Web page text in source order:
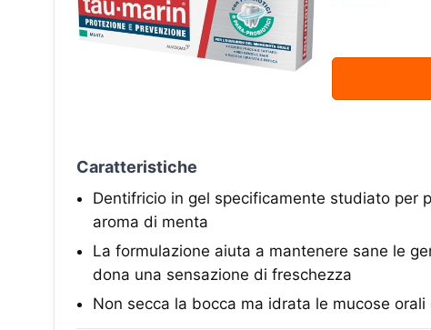
Caratteristiche
Dentifricio in gel specificamente studiato per
aroma di menta
La formulazione aiuta a mantenere sane le
dona una sensazione di freschezza
Non secca la bocca ma idrata le mucose